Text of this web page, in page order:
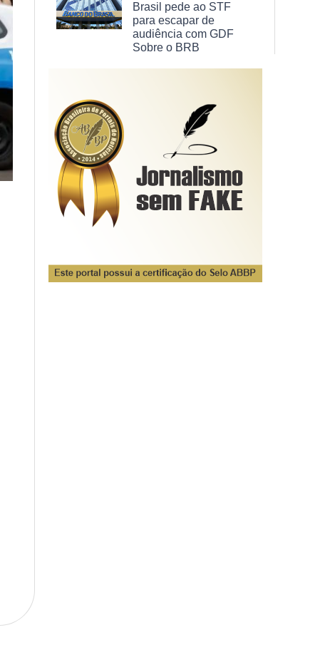
Brasil pede ao STF
para escapar de
audiência com GDF
Sobre o BRB